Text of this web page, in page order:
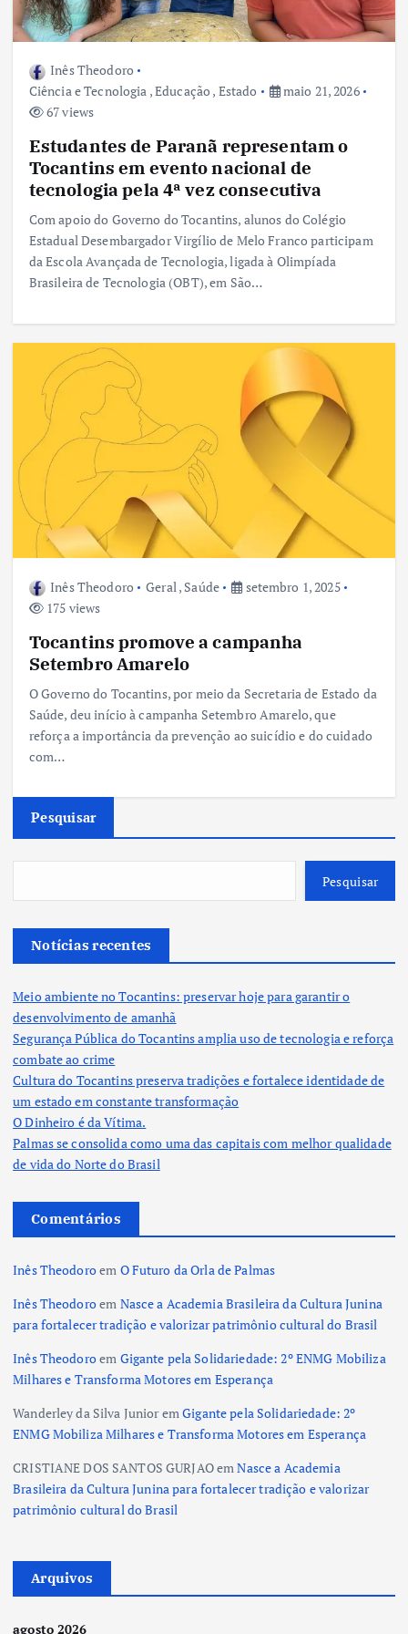
Inês Theodoro
Ciência e Tecnologia ,Educação , Estado
maio 21, 2026
67 views
Estudantes de Paranã representam o
Tocantins em evento nacional de
tecnologia pela 4ª vez consecutiva
Com apoio do Governo do Tocantins, alunos do Colégio
Estadual Desembargador Virgílio de Melo Franco participam
da Escola Avançada de Tecnologia, ligada à Olimpíada
Brasileira de Tecnologia (OBT), em São…
Inês Theodoro Geral , Saúde
setembro 1, 2025
175 views
Tocantins promove a campanha
Setembro Amarelo
O Governo do Tocantins, por meio da Secretaria de Estado da
Saúde, deu início à campanha Setembro Amarelo, que
reforça a importância da prevenção ao suicídio e do cuidado
com…
Pesquisar
Pesquisar
Notícias recentes
Meio ambiente no Tocantins: preservar hoje para garantir o
desenvolvimento de amanhã
Segurança Pública do Tocantins amplia uso de tecnologia e reforça
combate ao crime
Cultura do Tocantins preserva tradições e fortalece identidade de
um estado em constante transformação
O Dinheiro é da Vítima.
Palmas se consolida como uma das capitais com melhor qualidade
de vida do Norte do Brasil
Comentários
Inês Theodoroem O Futuro da Orla de Palmas
Inês Theodoroem Nasce a Academia Brasileira da Cultura Junina
para fortalecer tradição e valorizar patrimônio cultural do Brasil
Inês Theodoroem Gigante pela Solidariedade: 2º ENMG Mobiliza
Milhares e Transforma Motores em Esperança
Wanderley da Silva JunioremGigante pela Solidariedade: 2º
ENMG Mobiliza Milhares e Transforma Motores em Esperança
CRISTIANE DOS SANTOS GURJAOemNasce a Academia
Brasileira da Cultura Junina para fortalecer tradição e valorizar
patrimônio cultural do Brasil
Arquivos
agosto 2026